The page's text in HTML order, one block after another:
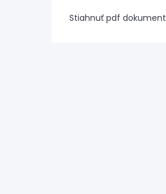
Stiahnuť pdf dokument